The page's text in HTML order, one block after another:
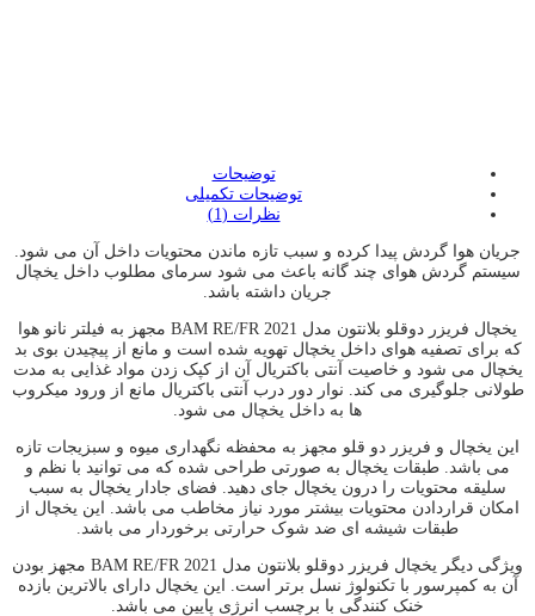
توضیحات
توضیحات تکمیلی
نظرات (1)
جريان هوا گردش پيدا کرده و سبب تازه ماندن محتويات داخل آن می شود.
سيستم گردش هوای چند گانه باعث می شود سرمای مطلوب داخل يخچال
جريان داشته باشد.
یخچال فريزر دوقلو بلانتون مدل BAM RE/FR 2021 مجهز به فيلتر نانو هوا
که برای تصفيه هوای داخل يخچال تهويه شده است و مانع از پيچيدن بوی بد
يخچال می شود و خاصيت آنتی باکتريال آن از کپک زدن مواد غذايی به مدت
طولانی جلوگيری می کند. نوار دور درب آنتی باکتريال مانع از ورود ميکروب
ها به داخل يخچال می شود.
اين يخچال و فريزر دو قلو مجهز به محفظه نگهداری ميوه و سبزيجات تازه
می باشد. طبقات يخچال به صورتی طراحی شده که می توانيد با نظم و
سليقه محتويات را درون يخچال جای دهيد. فضای جادار يخچال به سبب
امکان قراردادن محتويات بيشتر مورد نياز مخاطب می باشد. اين يخچال از
طبقات شيشه ای ضد شوک حرارتی برخوردار می باشد.
ويژگی ديگر یخچال فريزر دوقلو بلانتون مدل BAM RE/FR 2021 مجهز بودن
آن به کمپرسور با تکنولوژ نسل برتر است. اين يخچال دارای بالاترين بازده
خنک کنندگی با برچسب انرژی پايين می باشد.